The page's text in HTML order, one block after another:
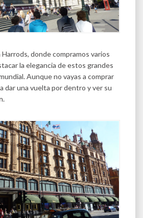
donde compramos varios
la elegancia de estos grandes
Aunque no vayas a comprar
dar una vuelta por dentro y ver su